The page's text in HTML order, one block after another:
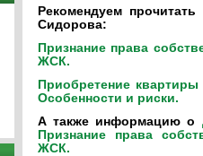
Рекомендуем
Сидорова:
Признание права
ЖСК.
Приобретение
Особенности и риски.
А также информацию о
Признание права
ЖСК.